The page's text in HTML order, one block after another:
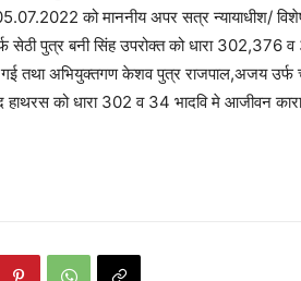
को माननीय अपर सत्र न्यायाधीश/ विशेष
सेठी पुत्र बनी सिंह उपरोक्त को धारा 302,376
तथा अभियुक्तगण केशव पुत्र राजपाल,अजय उर्फ
हाथरस को धारा 302 व 34 भादवि मे आजीवन